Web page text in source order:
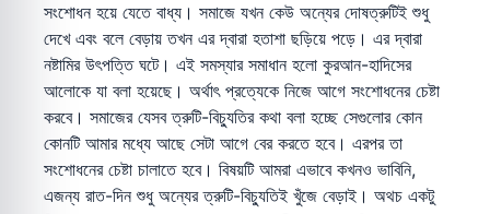
সংশোধন হয়ে যেতে বাধ্য। সমাজে যখন কেউ অন্যের দোষত্রুটিই শুধু
দেখে এবং বলে বেড়ায় তখন এর দ্বারা হতাশা ছড়িয়ে পড়ে। এর দ্বারা
নষ্টামির উৎপত্তি ঘটে। এই সমস্যার সমাধান হলো কুরআন-হাদিসের
আলোকে যা বলা হয়েছে। অর্থাৎ প্রত্যেকে নিজে আগে সংশোধনের চেষ্টা
করবে। সমাজের যেসব ত্রুটি-বিচ্যুতির কথা বলা হচ্ছে সেগুলোর কোন
কোনটি আমার মধ্যে আছে সেটা আগে বের করতে হবে। এরপর তা
সংশোধনের চেষ্টা চালাতে হবে। বিষয়টি আমরা এভাবে কখনও ভাবিনি,
এজন্য রাত-দিন শুধু অন্যের ত্রুটি-বিচ্যুতিই খুঁজে বেড়াই। অথচ একটু